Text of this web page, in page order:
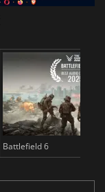
Battlefield 6